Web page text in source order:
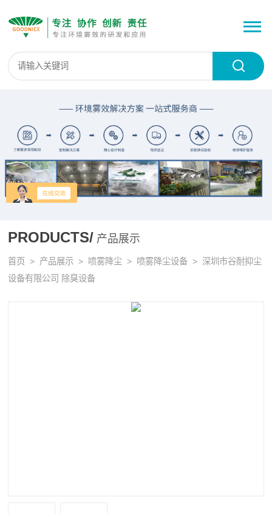
PRODUCTS/ 产品展示
首页 > 产品展示 > 喷雾降尘 > 喷雾降尘设备 > 深圳市谷耐抑尘
设备有限公司 除臭设备